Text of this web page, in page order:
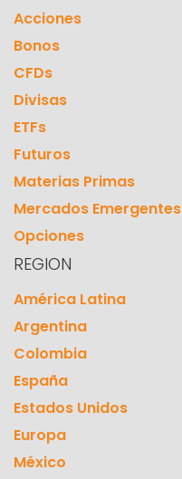
Acciones
Bonos
CFDs
Divisas
ETFs
Futuros
Materias Primas
Mercados Emergentes
Opciones
REGION
América Latina
Argentina
Colombia
España
Estados Unidos
Europa
México